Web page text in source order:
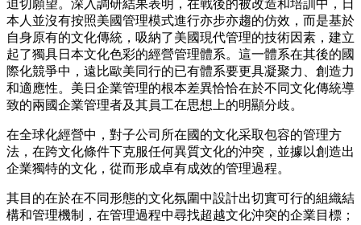
迫切願望。深入調研結果表明，在戰後的被改造和培訓中，日
本人並沒有按照美國管理模式進行亦步亦趨的仿效，而是基於
自身原有的文化傳統，吸納了美國現代管理的技術因素，建立
起了獨具日本文化色彩的經營管理體系。這一體系在其後的國
際化競爭中，遠比歐美同行的已有體系要更具凝聚力、創造力
和適應性。美日企業管理的根本差異恰恰在於不同文化傳統導
致的兩國企業管理者及其員工在思想上的明顯分歧。
在全球化經營中，對子公司所在國的文化采取包容的管理方
法，在跨文化條件下克服任何異質文化的沖突，並據以創造出
企業獨特的文化，從而形成卓有成效的管理過程。
其目的在於在不同形態的文化氛圍中設計出切實可行的組織結
構和管理機制，在管理過程中尋找超越文化沖突的企業目標 ；